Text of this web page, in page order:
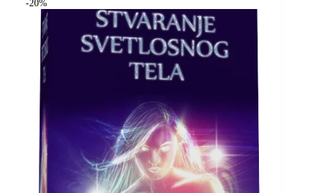
-20%